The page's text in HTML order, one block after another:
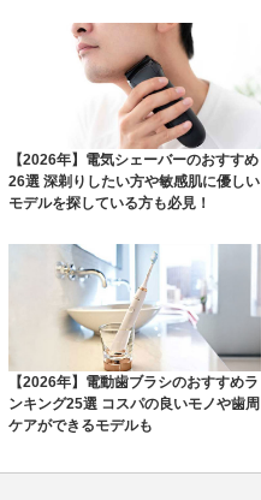
【2026年】電気シェーバーのおすすめ
26選 深剃りしたい方や敏感肌に優しい
モデルを探している方も必見！
【2026年】電動歯ブラシのおすすめラ
ンキング25選 コスパの良いモノや歯周
ケアができるモデルも